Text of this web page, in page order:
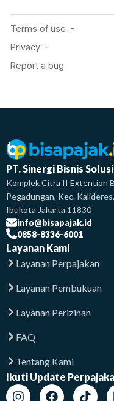
PT. Sinergi Bisnis
Komplek Citra II Extention
Pegadungan, Kec.
Ibukota Jakarta 11830
info@bisapajak.id
0858-8336-6001
Layanan Kami
Layanan Perpajakan
Layanan Pembukuan
Layanan Perizinan
FAQ
Tentang Kami
Ikuti Update